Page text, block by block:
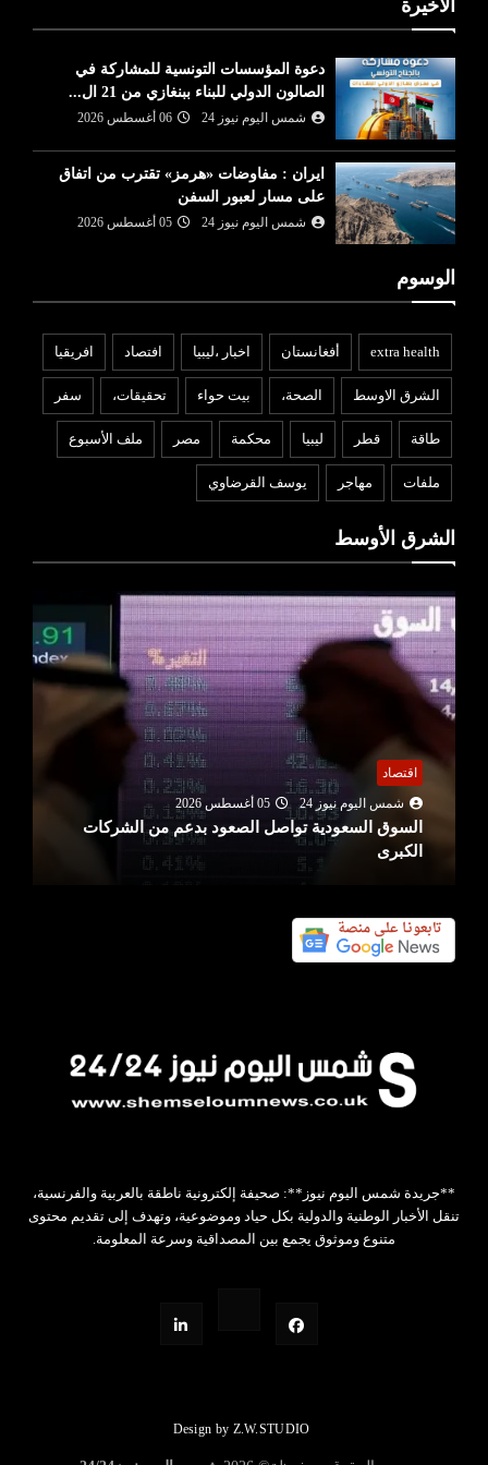
الأخيرة
دعوة المؤسسات التونسية للمشاركة في
الصالون الدولي للبناء ببنغازي من 21 ال...
شمس اليوم نيوز 24 06 أغسطس 2026
ايران : مفاوضات «هرمز» تقترب من اتفاق
على مسار لعبور السفن
شمس اليوم نيوز 24 05 أغسطس 2026
الوسوم
extra health أفغانستان اخبار ،ليبيا افتصاد افريقيا
الشرق الاوسط الصحة، بيت حواء تحقيقات، سفر
طاقة قطر ليبيا محكمة مصر ملف الأسبوع
ملفات مهاجر يوسف القرضاوي
الشرق الأوسط
اقتصاد
شمس اليوم نيوز 24
05 أغسطس 2026
السوق السعودية تواصل الصعود بدعم من الشركات
الكبرى
**جريدة شمس اليوم نيوز**: صحيفة إلكترونية ناطقة بالعربية والفرنسية،
تنقل الأخبار الوطنية والدولية بكل حياد وموضوعية، وتهدف إلى تقديم محتوى
متنوع وموثوق يجمع بين المصداقية وسرعة المعلومة.
Design by Z.W.STUDIO